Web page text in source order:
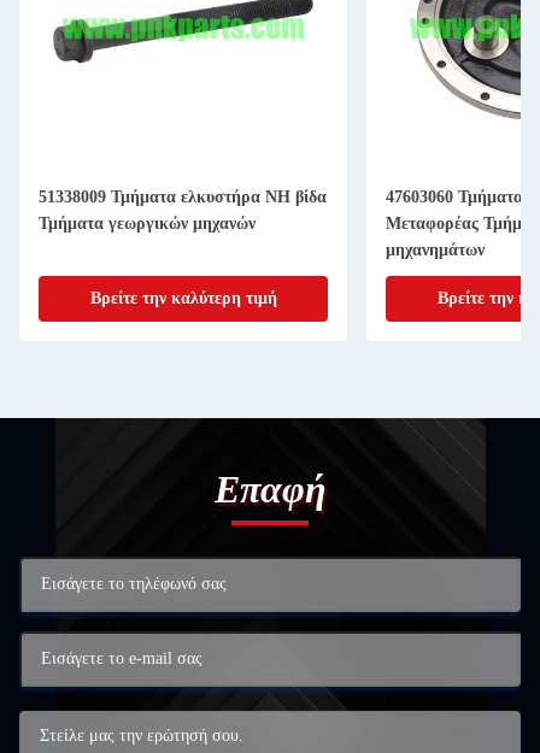
51338009 Τμήματα ελκυστήρα NH βίδα
Τμήματα γεωργικών μηχανών
Βρείτε την καλύτερη τιμή
47603060 Τμήματα
Μεταφορέας
μηχανημάτων
Βρείτε την
Επαφή